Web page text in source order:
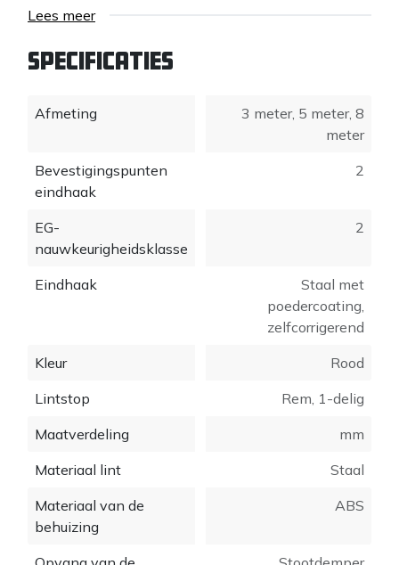
MESSTOLERANZ
Uitgerust met een stalen meetband volgens EEG
nauwkeurigheidsklasse II kunt u altijd nauwkeurig
laklaag kunnen de meetwaarden gemakkelijk
Exacte rem
de dag". We hebben aan de kwaliteitsnorm "het
stoppen van de band" bijzondere aandacht besteed.
nauwkeurig meten
De zelfcorrigerende eindhaak draagt bij aan een
eenvoudig vastmaken aan schroeven en spijkers de
COMPACT uitgerust met een eindhaak met gleuf.
Riemclip
De robuuste stalen riemclip zorgt voor een stevige
bevestiging.
Lees meer
Specificaties
Afmeting 3 meter, 5 meter, 8
meter
Bevestigingspunten
eindhaak
2
EG-
nauwkeurigheidsklasse
2
Eindhaak
Staal met
poedercoating,
zelfcorrigerend
Kleur
Rood
Lintstop
Rem, 1-delig
Maatverdeling
mm
Materiaal lint
Staal
Materiaal van de
behuizing
ABS